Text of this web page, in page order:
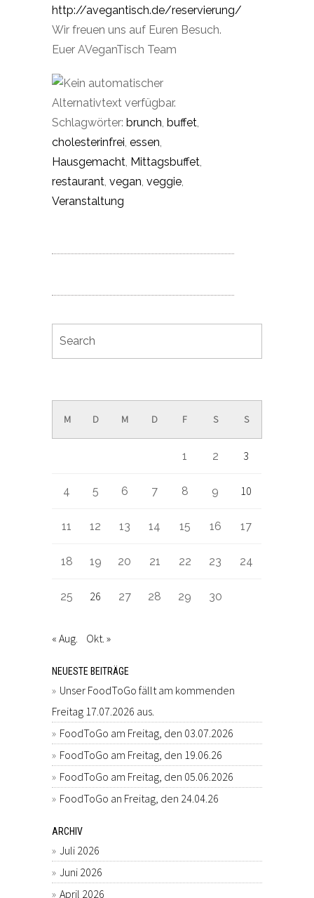
http://avegantisch.de/reservierung/
Wir freuen uns auf Euren Besuch.
Euer AVeganTisch Team
Schlagwörter: brunch buffet
cholesterinfrei essen
Hausgemacht Mittagsbuffet
restaurant vegan veggie
Veranstaltung
M D M D F S S
1 2 3
4 5 6 7 8 9 10
11 12 13 14 15 16 17
18 19 20 21 22 23 24
25 26 27 28 29 30
« Aug. Okt. »
NEUESTE BEITRÄGE
Unser FoodToGo fällt am kommenden
Freitag 17.07.2026 aus.
FoodToGo am Freitag, den 03.07.2026
FoodToGo am Freitag, den 19.06.26
FoodToGo am Freitag, den 05.06.2026
FoodToGo an Freitag, den 24.04.26
ARCHIV
Juli 2026
Juni 2026
April 2026